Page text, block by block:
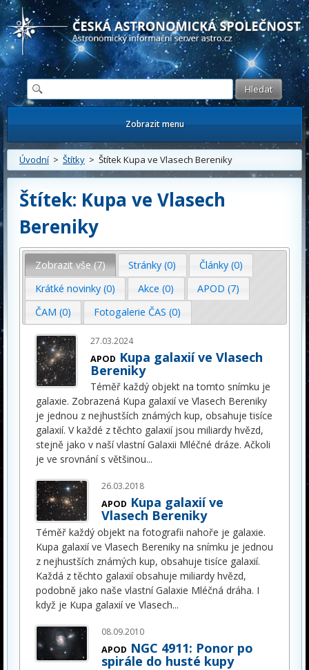
Česká astronomická společnost - Informační astronomický server
Zobrazit menu
Úvodní > Štítky > Štítek Kupa ve Vlasech Bereniky
Štítek: Kupa ve Vlasech
Bereniky
Zobrazit vše (7) Stránky (0)
Články (0)
Krátké novinky (0)
Akce (0)
APOD (7)
ČAM (0)
Fotogalerie ČAS (0)
27.03.2024
APOD Kupa galaxií ve Vlasech
Bereniky
Téměř každý objekt na tomto snímku je
galaxie. Zobrazená Kupa galaxií ve Vlasech Bereniky
je jednou z nejhustších známých kup, obsahuje tisíce
galaxií. V každé z těchto galaxií jsou miliardy hvězd,
stejně jako v naší vlastní Galaxii Mléčné dráze. Ačkoli
je ve srovnání s většinou...
26.03.2018
APOD Kupa galaxií ve
Vlasech Bereniky
Téměř každý objekt na fotografii nahoře je galaxie.
Kupa galaxií ve Vlasech Bereniky na snímku je jednou
z nejhustších známých kup, obsahuje tisíce galaxií.
Každá z těchto galaxií obsahuje miliardy hvězd,
podobně jako naše vlastní Galaxie Mléčná dráha. I
když je Kupa galaxií ve Vlasech...
08.09.2010
APOD NGC 4911: Ponor po
spirále do husté kupy